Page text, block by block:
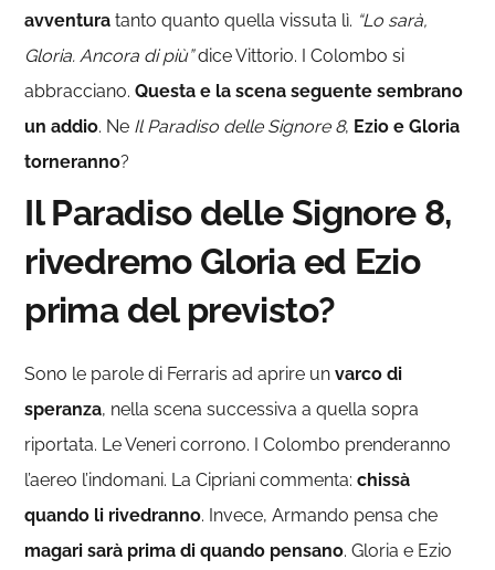
avventura tanto quanto quella vissuta lì. “Lo sarà,
Gloria. Ancora di più”dice Vittorio. I Colombo si
abbracciano.Questa e la scena seguente sembrano
un addio. Ne Il Paradiso delle Signore 8, Ezio e Gloria
torneranno?
Il Paradiso delle Signore 8,
rivedremo Gloria ed Ezio
prima del previsto?
Sono le parole di Ferraris ad aprire un varco di
speranza, nella scena successiva a quella sopra
riportata. Le Veneri corrono. I Colombo prenderanno
l’aereo l’indomani. La Cipriani commenta:chissà
quando li rivedranno. Invece, Armando pensa che
magari sarà prima di quando pensano. Gloria e Ezio